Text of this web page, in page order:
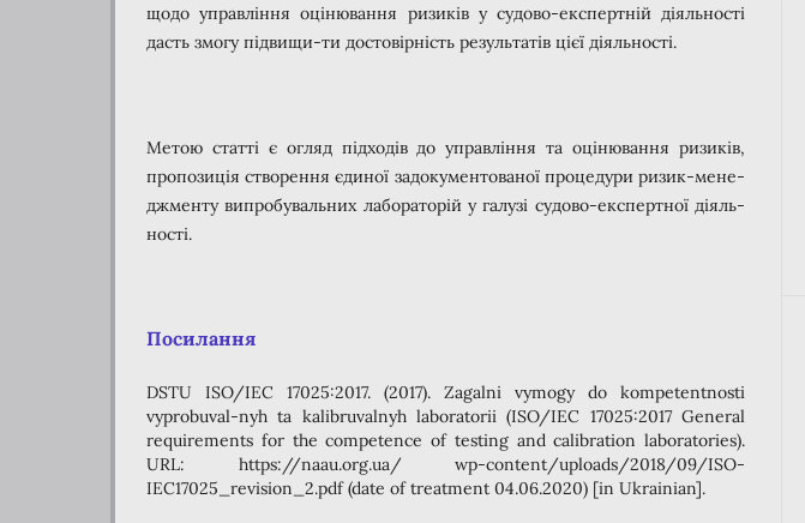
щодо управління оцінювання ризиків у судово-експертній діяльності
дасть змогу підвищи-ти достовірність результатів цієї діяльності.
Метою статті є огляд підходів до управління та оцінювання ризиків,
пропозиція створення єдиної задокументованої процедури ризик-мене­
джменту випробувальних лабораторій у галузі судово-експертної діяль-
ності.
Посилання
DSTU ISO/IEC 17025:2017. (2017). Zagalni vymogy do kompetentnosti
vyprobuval-nyh ta kalibruvalnyh laboratorii (ISO/IEC 17025:2017 General
requirements for the competence of testing and calibration laboratories).
URL: https://naau.org.ua/ wp-content/uploads/2018/09/ISO-
IEC17025_revision_2.pdf (date of treatment 04.06.2020) [in Ukrainian].